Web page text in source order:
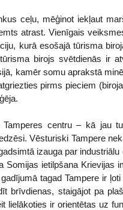
ceļu, mēģinot iekļaut
atrast. Vienīgais
kurā esošajā tūrisma
birojs svētdienās ir
kamēr somu aprakstā
pirms pieciem
centru – kā jau
Vēsturiski Tampere
izauga par
Somijas ietilpšana Krievijas
tagad Tampere ir
brīvdienas, staigājot pa
lielākoties ir orientētas uz